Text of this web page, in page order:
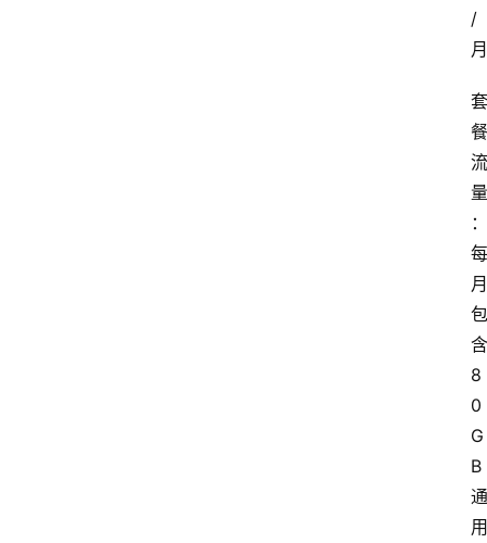
/
月
套
餐
流
量
：
每
月
包
含
8
0
G
B
通
用